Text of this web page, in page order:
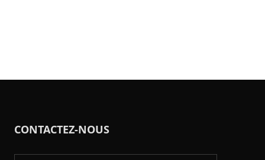
CONTACTEZ-NOUS